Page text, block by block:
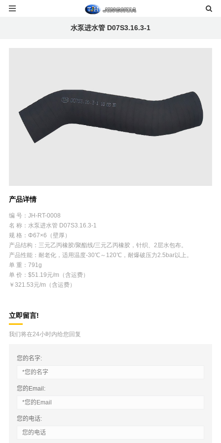
水泵进水管 D07S3.16.3-1
产品详情
编 号：JH-RT-0008
名 称：水泵进水管 D07S3.16.3-1
规 格：Φ67×6（壁厚）
产品结构：三元乙丙橡胶/聚酯线/三元乙丙橡胶，针织、2层水包布。
产品性能：耐老化，适用温度-30℃～120℃，耐爆破压力2.5bar以上。
单 重：791g
单 价：$51.19元/m（含运费）
￥321.53元/m（含运费）
立即留言!
我们将在24小时内给您回复
您的名字:
您的Email:
您的电话: